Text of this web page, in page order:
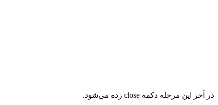
در آخر این مرحله دکمه close زده می‌شود.